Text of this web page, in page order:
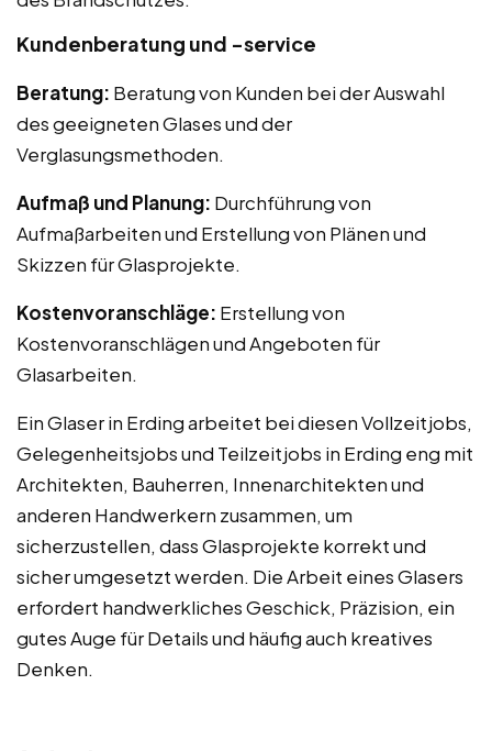
Kundenberatung und -service
Beratung: Beratung von Kunden bei der Auswahl
des geeigneten Glases und der
Verglasungsmethoden.
Aufmaß und Planung: Durchführung von
Aufmaßarbeiten und Erstellung von Plänen und
Skizzen für Glasprojekte.
Kostenvoranschläge: Erstellung von
Kostenvoranschlägen und Angeboten für
Glasarbeiten.
Ein Glaser in Erding arbeitet bei diesen Vollzeitjobs,
Gelegenheitsjobs und Teilzeitjobs in Erding eng mit
Architekten, Bauherren, Innenarchitekten und
anderen Handwerkern zusammen, um
sicherzustellen, dass Glasprojekte korrekt und
sicher umgesetzt werden. Die Arbeit eines Glasers
erfordert handwerkliches Geschick, Präzision, ein
gutes Auge für Details und häufig auch kreatives
Denken.